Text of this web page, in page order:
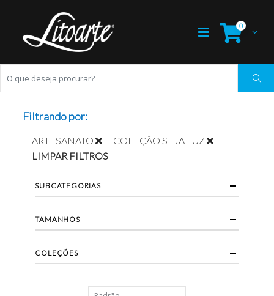
0
Filtrando por:
ARTESANATO
COLEÇÃO SEJA LUZ
LIMPAR FILTROS
SUBCATEGORIAS
TAMANHOS
COLEÇÕES